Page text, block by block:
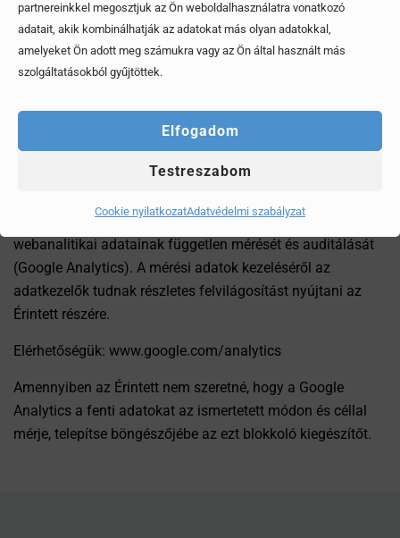
partnereinkkel megosztjuk az Ön weboldalhasználatra vonatkozó
adatait, akik kombinálhatják az adatokat más olyan adatokkal,
amelyeket Ön adott meg számukra vagy az Ön által használt más
szolgáltatásokból gyűjtöttek.
Elfogadom
Testreszabom
Cookie nyilatkozatAdatvédelmi szabályzat
Állandó (persistent) cookie: állandó cookie-t is használ
a Szolgáltató a jobb felhasználói élmény érdekében
(pl. optimalizált navigáció nyújtása). Ezek a cookie-k
hosszabb ideig kerülnek tárolásra a böngésző cookie
az internetes böngészőjében milyen beállítást
alkalmaz.
Külső szerverek segítik a Honlap látogatottsági és egyéb
webanalitikai adatainak független mérését és auditálását
(Google Analytics). A mérési adatok kezeléséről az
adatkezelők tudnak részletes felvilágosítást nyújtani az
Érintett részére.
Elérhetőségük: www.google.com/analytics
Amennyiben az Érintett nem szeretné, hogy a Google
Analytics a fenti adatokat az ismertetett módon és céllal
mérje, telepítse böngészőjébe az ezt blokkoló kiegészítőt.